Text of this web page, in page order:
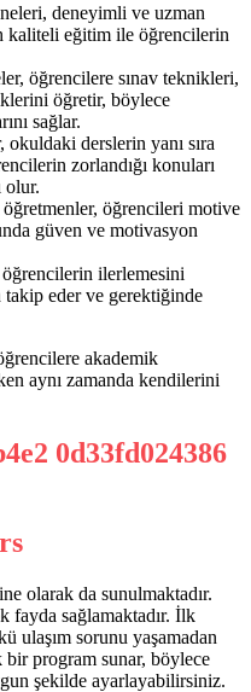
deneyimli ve uzman
kaliteli eğitim ile öğrencilerin
öğrencilere sınav teknikleri,
öğretir, böylece
sağlar.
okuldaki derslerin yanı sıra
zorlandığı konuları
olur.
öğrencileri motive
güven ve motivasyon
ilerlemesini
takip eder ve gerektiğinde
akademik
aynı zamanda kendilerini
olarak da sunulmaktadır.
fayda sağlamaktadır. İlk
ulaşım sorunu yaşamadan
bir program sunar, böylece
şekilde ayarlayabilirsiniz.